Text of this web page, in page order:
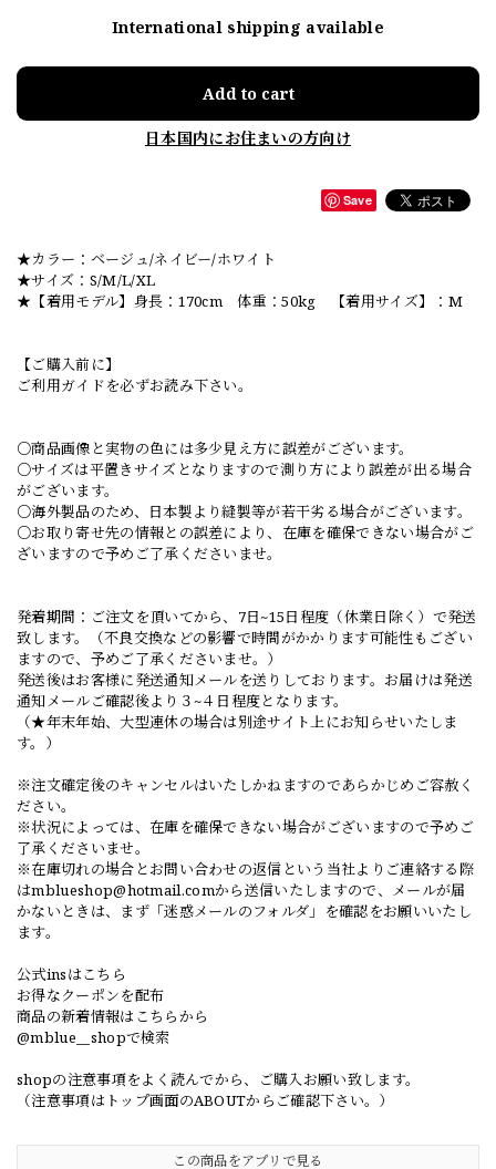
International shipping available
Add to cart
日本国内にお住まいの方向け
Save
★カラー：ベージュ/ネイビー/ホワイト
★サイズ：S/M/L/XL
★【着用モデル】身長：170cm 体重：50kg 【着用サイズ】：M
【ご購入前に】
ご利用ガイドを必ずお読み下さい。
○商品画像と実物の色には多少見え方に誤差がございます。
○サイズは平置きサイズとなりますので測り方により誤差が出る場合
がございます。
○海外製品のため、日本製より縫製等が若干劣る場合がございます。
○お取り寄せ先の情報との誤差により、在庫を確保できない場合がご
ざいますので予めご了承くださいませ。
発着期間：ご注文を頂いてから、7日~15日程度（休業日除く）で発送
致します。（不良交換などの影響で時間がかかります可能性もござい
ますので、予めご了承くださいませ。）
発送後はお客様に発送通知メールを送りしております。お届けは発送
通知メールご確認後より３~４日程度となります。
（★年末年始、大型連休の場合は別途サイト上にお知らせいたしま
す。）
※注文確定後のキャンセルはいたしかねますのであらかじめご容赦く
ださい。
※状況によっては、在庫を確保できない場合がございますので予めご
了承くださいませ。
※在庫切れの場合とお問い合わせの返信という当社よりご連絡する際
はmblueshop@hotmail.comから送信いたしますので、メールが届
かないときは、まず「迷惑メールのフォルダ」を確認をお願いいたし
ます。
公式insはこちら
お得なクーポンを配布
商品の新着情報はこちらから
@mblue__shopで検索
shopの注意事項をよく読んでから、ご購入お願い致します。
（注意事項はトップ画面のABOUTからご確認下さい。）
この商品をアプリで見る